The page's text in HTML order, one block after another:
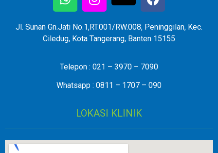
Jl. Sunan Gn.Jati No.1,RT.001/RW.008, Peninggilan, Kec.
Ciledug, Kota Tangerang, Banten 15155
Telepon : 021 – 3970 – 7090
Whatsapp : 0811 – 1707 – 090
LOKASI KLINIK